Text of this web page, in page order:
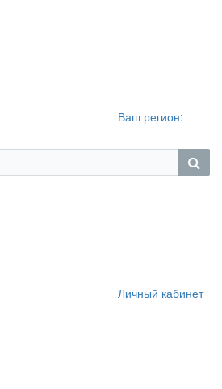
Ваш регион:
Личный кабинет